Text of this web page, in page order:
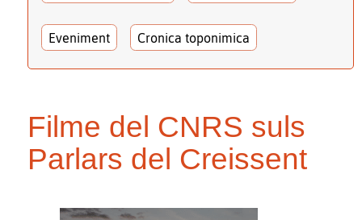
Eveniment Cronica toponimica
Filme del CNRS suls
Parlars del Creissent